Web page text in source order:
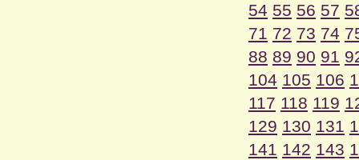
54 55 56 57
71 72 73 74
88 89 90 91
104 105 106
117 118 119
129 130 131
141 142 143